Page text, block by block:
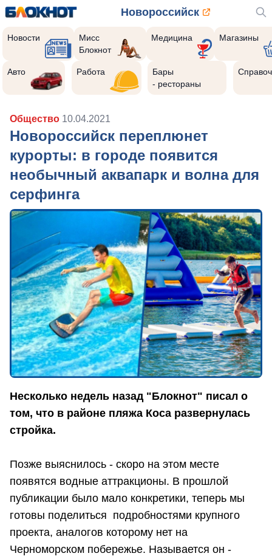
Новороссийск
Новости
Мисс
Блокнот
Медицина Магазины
Авто Работа
Бары
- рестораны
Общество 10.04.2021
Новороссийск переплюнет
курорты: в городе появится
необычный аквапарк и волна для
серфинга
Несколько недель назад "Блокнот" писал о
том, что в районе пляжа Коса развернулась
стройка.
Позже выяснилось - скоро на этом месте
появятся водные аттракционы. В прошлой
публикации было мало конкретики, теперь мы
готовы поделиться подробностями крупного
проекта, аналогов которому нет на
Черноморском побережье. Называется он -